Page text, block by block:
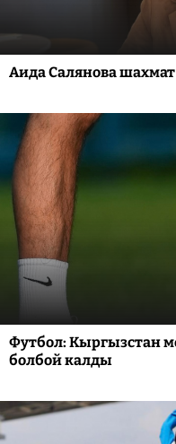
Аида Салянова
Футбол: Кыргызстан
болбой калды